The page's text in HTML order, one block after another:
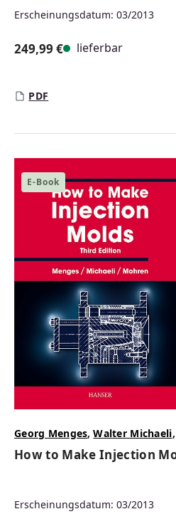
Erscheinungsdatum: 03/2013
249,99 € lieferbar
PDF
E-Book
Georg Menges,Walter Michaeli,
How to Make Injection
Erscheinungsdatum: 03/2013